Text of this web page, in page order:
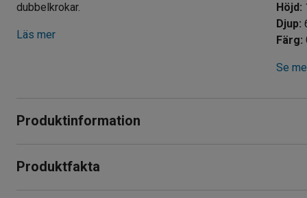
dubbelkrokar.
Läs mer
Höjd :
Djup:
Färg:
Se
Produktinformation
mycket förvaring på liten yta.
Produktfakta